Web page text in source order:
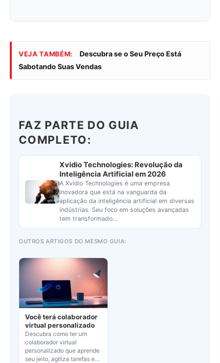
VEJA TAMBÉM:
Descubra se o Seu Preço Está
Sabotando Suas Vendas
FAZ PARTE DO GUIA
COMPLETO:
Xvidio Technologies: Revolução da
Inteligência Artificial em 2026
A Xvidio Technologies é uma empresa
inovadora que está na vanguarda da
aplicação da inteligência artificial em diversas
indústrias. Seu foco em soluções avançadas
tem transformado…
OUTROS ARTIGOS DO MESMO GUIA:
Você terá colaborador
virtual personalizado
Descubra como ter um
colaborador virtual
personalizado que aprende
seu jeito, agiliza tarefas e…